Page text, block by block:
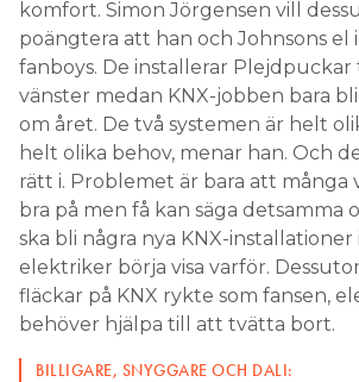
komfort. Simon Jörgensen vill
poängtera att han och Johnsons el
fanboys. De installerar
vänster medan KNX-jobben bara
om året. De två systemen är helt
helt olika behov, menar han. Och
rätt i. Problemet är bara att många
bra på men få kan säga detsamma
ska bli några nya KNX-installationer
elektriker börja visa varför.
fläckar på KNX rykte som fansen,
behöver hjälpa till att tvätta bort.
BILLIGARE, SNYGGARE OCH DALI: